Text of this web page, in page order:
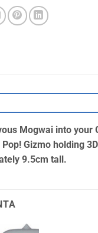
Mogwai into your
Gizmo holding
9.5cm tall.